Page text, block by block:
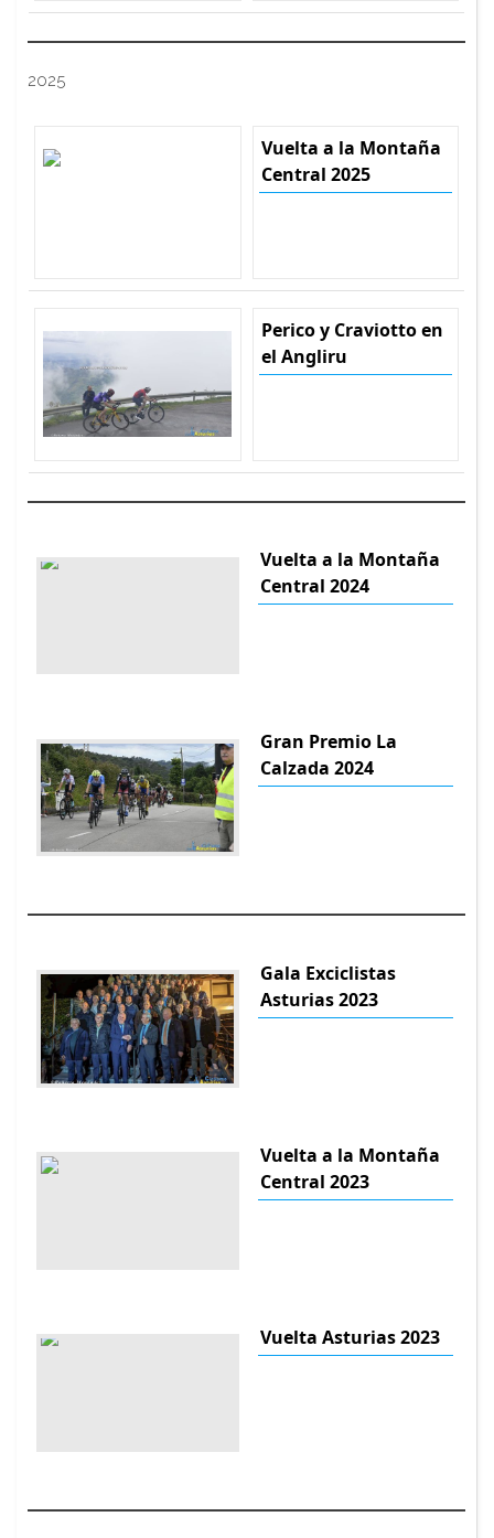
2025
Vuelta a la Montaña
Central 2025
Perico y Craviotto en
el Angliru
Vuelta a la Montaña
Central 2024
Gran Premio La
Calzada 2024
Gala Exciclistas
Asturias 2023
Vuelta a la Montaña
Central 2023
Vuelta Asturias 2023